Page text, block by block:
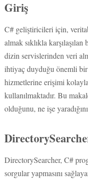
almak sıklıkla
dizin servislerinden veri
ihtiyaç duyduğu önemli
hizmetlerine erişimi
kullanılmaktadır. Bu
olduğunu, ne işe
sorgular yapmasını
alan bir sınıftır. Bu